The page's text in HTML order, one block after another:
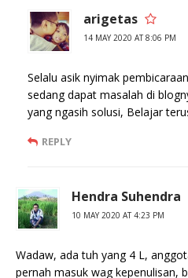
arigetas
14 MAY 2020 AT 8:06 PM
Selalu asik nyimak
sedang dapat masalah di
yang ngasih solusi, Belajar
REPLY
Hendra Suhendra
10 MAY 2020 AT 4:23 PM
Wadaw, ada tuh yang 4 L,
pernah masuk wag kepenulisan,